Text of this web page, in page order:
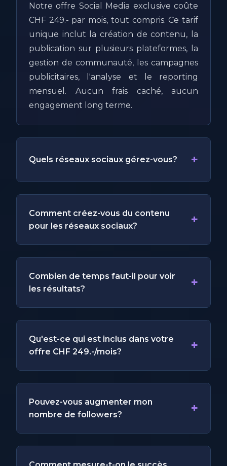
Notre offre Social Media exclusive coûte
CHF 249.- par mois, tout compris. Ce tarif
unique inclut la création de contenu, la
publication sur plusieurs plateformes, la
gestion de communauté, les campagnes
publicitaires, l'analyse et le reporting
mensuel. Aucun frais caché, aucun
engagement long terme.
Quels réseaux sociaux gérez-vous? +
Comment créez-vous du contenu
pour les réseaux sociaux?
+
Combien de temps faut-il pour voir
les résultats?
+
Qu'est-ce qui est inclus dans votre
offre CHF 249.-/mois?
+
Pouvez-vous augmenter mon
nombre de followers?
+